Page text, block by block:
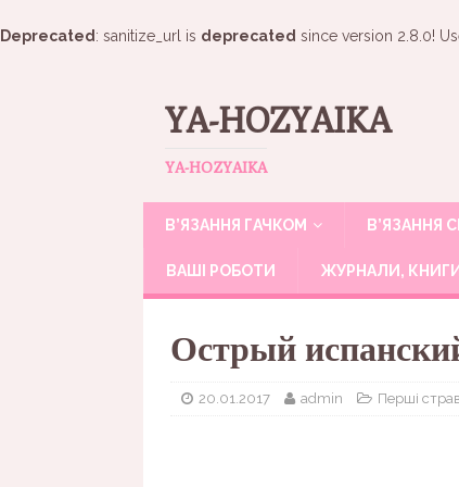
Deprecated : sanitize_url is deprecated since version 2.8.0!
YA-HOZYAIKA
YA-HOZYAIKA
В’ЯЗАННЯ ГАЧКОМ В’ЯЗАННЯ
ВАШІ РОБОТИ ЖУРНАЛИ, КНИГИ
Острый
20.01.2017 admin Перші